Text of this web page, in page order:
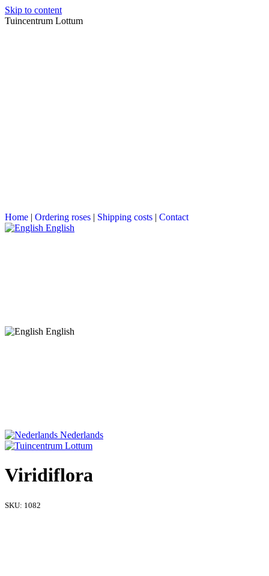
Skip to content
Tuincentrum Lottum
Home | Ordering roses | Shipping costs | Contact
English
English
Nederlands
Viridiflora
SKU: 1082